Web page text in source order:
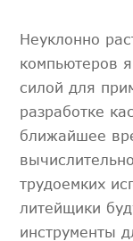
Неуклонно
компьютеров
силой для
разработке
ближайшее
трудоемких
литейщики
инструменты